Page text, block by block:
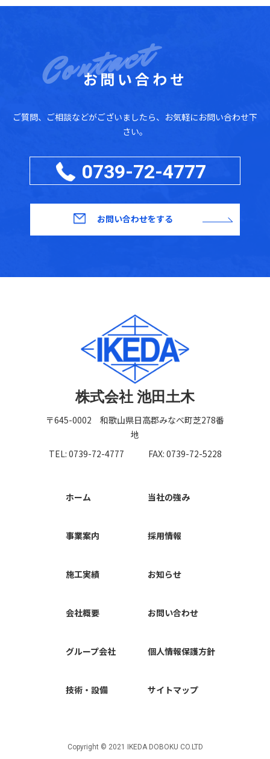
お問い合わせ
ご質問、ご相談などがございましたら、お気軽にお問い合わせ下
さい。
0739-72-4777
お問い合わせをする
株式会社 池田土木
〒645-0002 和歌山県日高郡みなべ町芝278番
地
TEL: 0739-72-4777
FAX: 0739-72-5228
ホーム
事業案内
施工実績
会社概要
グループ会社
技術・設備
当社の強み
採用情報
お知らせ
お問い合わせ
個人情報保護方針
サイトマップ
Copyright © 2021 IKEDA DOBOKU CO.LTD